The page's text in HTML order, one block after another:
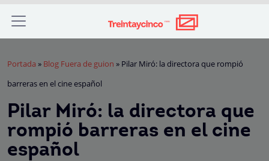
Portada » Blog Fuera de guion » Pilar Miró: la directora que rompió
barreras en el cine español
Pilar Miró: la directora que
rompió barreras en el cine
español